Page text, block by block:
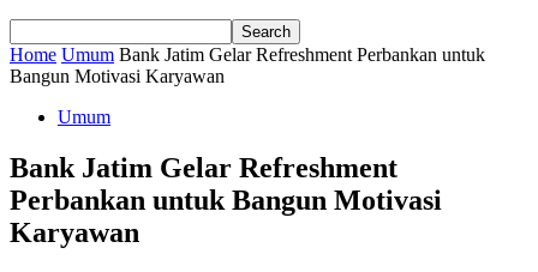
Home Umum Bank Jatim Gelar Refreshment Perbankan untuk
Bangun Motivasi Karyawan
Umum
Bank Jatim Gelar Refreshment
Perbankan untuk Bangun Motivasi
Karyawan